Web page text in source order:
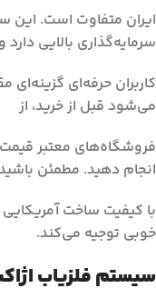
ایران متفاوت است. این
سرمایه‌گذاری بالایی دارد
کاربران حرفه‌ای
می‌شود قبل از خرید، از
فروشگاه‌های معتبر قیمت
انجام دهید. مطمئن
با کیفیت ساخت آمریکایی
خوبی توجیه می‌کند.
سیستم فلزیاب